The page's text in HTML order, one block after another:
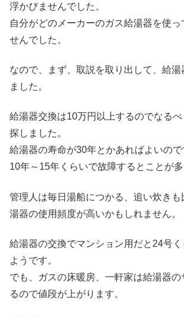
浮かびませんでした。
自分がどのメーカーのガス給湯器を使っ
せんでした。
なので、まず、取説を取り出して、給
ました。
給湯器交換は10万円以上するのでなる
探しました。
給湯器の寿命が30年とかあればよいの
10年～15年くらいで故障するとことが多
管理人は毎日湯船につかる、追い炊き
湯器の使用頻度が高いかもしれません。
給湯器の交換でマンション用だと24号
ようです。
でも、ガスの床暖房、一軒家は給湯器
るので値段が上がります。